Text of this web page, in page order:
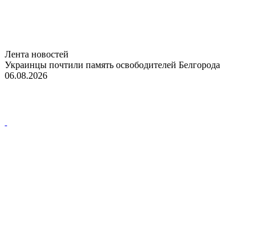
Лента новостей
Украинцы почтили память освободителей Белгорода
06.08.2026